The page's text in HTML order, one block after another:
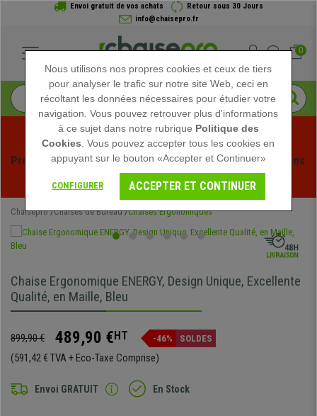
Envoi gratuit de vos achats
Retour sous 30 Jours
info@chaisepro.fr
0
Profitez des soldes d'été chez Chaisepro ! Des réductions
exclusives pour une durée limitée - Voir l'offre
Chaisepro Chaises de Bureau Chaises Ergonomiques
Chaise Ergonomique ENERGY, Design Unique, Excellente
Qualité, en Maille, Bleu
899,90 € 489,90 €HT -46% SOLDES
(591,42 € TVA + Eco-Taxe Comprise)
Envoi GRATUIT En Stock
Nous utilisons nos propres cookies et ceux de tiers
pour analyser le trafic sur notre site Web, ceci en
récoltant les données nécessaires pour étudier votre
navigation. Vous pouvez retrouver plus d'informations
à ce sujet dans notre rubrique Politique des
Cookies . Vous pouvez accepter tous les cookies en
appuyant sur le bouton «Accepter et Continuer»
CONFIGURER ACCEPTER ET CONTINUER